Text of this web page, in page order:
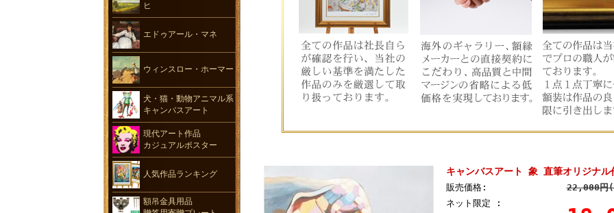
ヒ
エドゥアール・マネ
ウィンスロー・ホーマー
犬・猫・動物アニマル系
キャンバスアート
現代アート作品
カジュアルポスター
人気作品ランキング
額吊金具用品
キャンバスアート 象 直筆オリジナル
販売価格:
22,000円
ネット限定 :